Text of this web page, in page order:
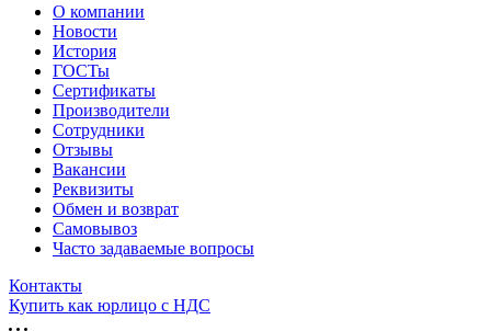
О компании
Новости
История
ГОСТы
Сертификаты
Производители
Сотрудники
Отзывы
Вакансии
Реквизиты
Обмен и возврат
Самовывоз
Часто задаваемые вопросы
Контакты
Купить как юрлицо с НДС